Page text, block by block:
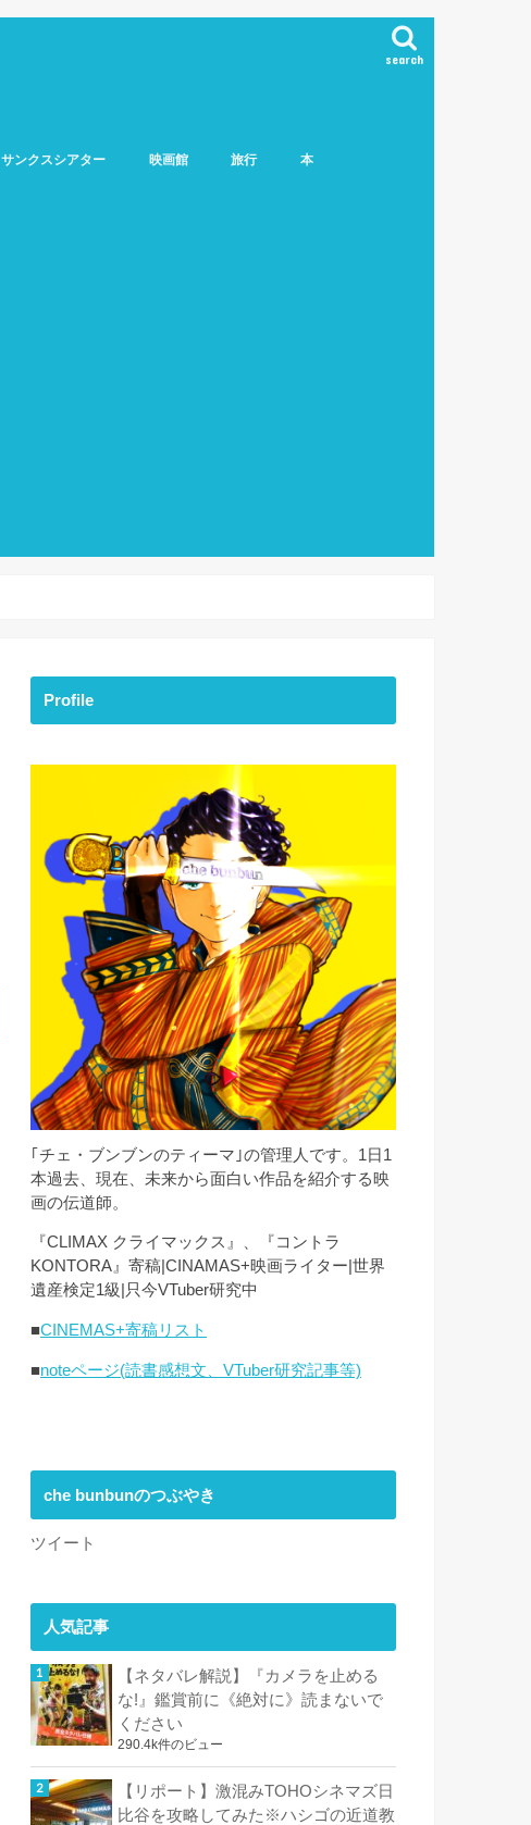
search
サンクスシアター 映画館 旅行 本
Profile
｢チェ・ブンブンのティーマ｣の管理人です。1日1
本過去、現在、未来から面白い作品を紹介する映
画の伝道師。
『CLIMAX クライマックス』、『コントラ
KONTORA』寄稿|CINAMAS+映画ライター|世界
遺産検定1級|只今VTuber研究中
■CINEMAS+寄稿リスト
■noteページ(読書感想文、VTuber研究記事等)
che bunbunのつぶやき
ツイート
人気記事
【ネタバレ解説】『カメラを止める
な!』鑑賞前に《絶対に》読まないで
ください
290.4k件のビュー
【リポート】激混みTOHOシネマズ日
比谷を攻略してみた※ハシゴの近道教